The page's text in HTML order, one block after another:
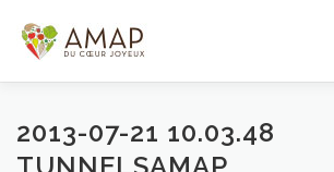
contenu
ACCUEIL L’AMAP LES PANIERS
2013-07-21 10.03.48